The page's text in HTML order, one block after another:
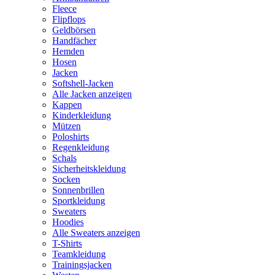
Fleece
Flipflops
Geldbörsen
Handfächer
Hemden
Hosen
Jacken
Softshell-Jacken
Alle Jacken anzeigen
Kappen
Kinderkleidung
Mützen
Poloshirts
Regenkleidung
Schals
Sicherheitskleidung
Socken
Sonnenbrillen
Sportkleidung
Sweaters
Hoodies
Alle Sweaters anzeigen
T-Shirts
Teamkleidung
Trainingsjacken